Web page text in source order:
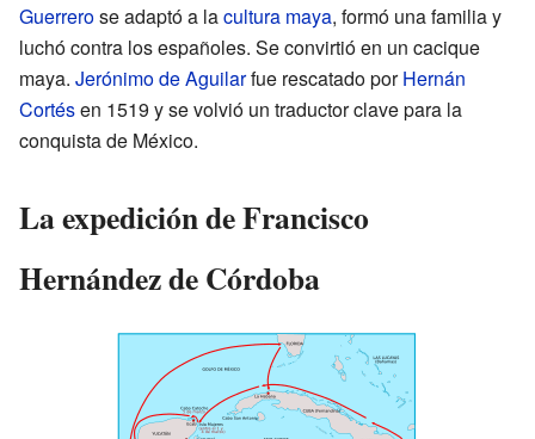
Guerrerose adaptó a lacultura maya, formó una familia y
luchó contra los españoles. Se convirtió en un cacique
maya. Jerónimo de Aguilarfue rescatado porHernán
Cortésen 1519 y se volvió un traductor clave para la
conquista de México.
La expedición de Francisco
Hernández de Córdoba